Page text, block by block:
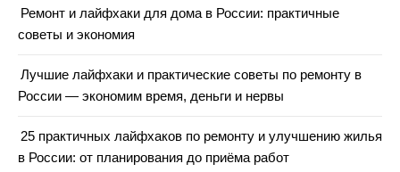
Ремонт и лайфхаки для дома в России: практичные
советы и экономия
Лучшие лайфхаки и практические советы по ремонту в
России — экономим время, деньги и нервы
25 практичных лайфхаков по ремонту и улучшению жилья
в России: от планирования до приёма работ